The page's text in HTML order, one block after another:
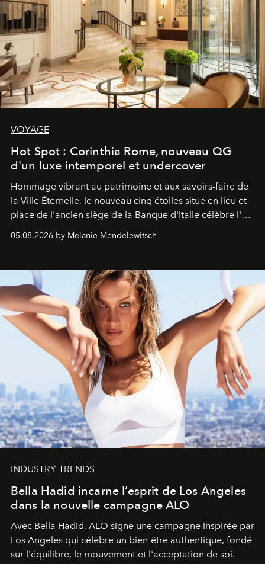
VOYAGE
Hot Spot : Corinthia Rome, nouveau QG
d'un luxe intemporel et undercover
Hommage vibrant au patrimoine et aux savoirs-faire de
la Ville Éternelle, le nouveau cinq étoiles situé en lieu et
place de l'ancien siège de la Banque d'Italie célèbre l'art
de vivre Romain dans toute son élégance intemporelle.
05.08.2026 by Melanie Mendelewitsch
INDUSTRY TRENDS
Bella Hadid incarne l’esprit de Los Angeles
dans la nouvelle campagne ALO
Avec Bella Hadid, ALO signe une campagne inspirée par
Los Angeles qui célèbre un bien-être authentique, fondé
sur l'équilibre, le mouvement et l'acceptation de soi.